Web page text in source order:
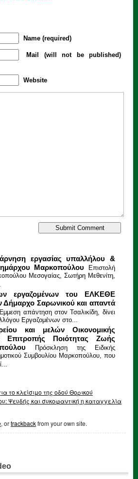
Name (required)
Mail (will not be published)
Website
άρνηση εργασίας υπαλλήλου &
Μαρκοπούλου
Επιστολή
Μεσογαίας, Σωτήρη Μεθενίτη,
εργαζομένων του ΕΛΚΕΘΕ
Δήμαρχο Σαρωνικού και απαντά
απάντηση στον Τσαλικίδη, δίνει
Εργαζομένων στο...
και μελών Οικονομικής
Επιτροπής Ποιότητας Ζωής
Πρόσκληση της Ειδικής
Συμβουλίου Μαρκοπούλου, που
το κλείσιμο της οδού Θορικού
Ψευδής και συκοφαντική η καταγγελία
, ortrackbackfrom your own site.